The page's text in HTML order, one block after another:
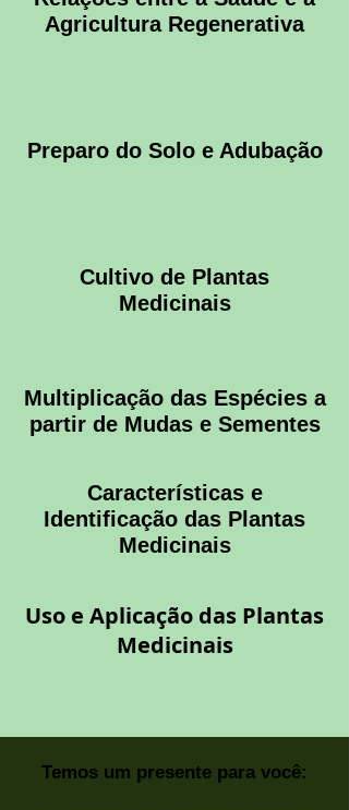
Agricultura Regenerativa
Preparo do Solo e Adubação
Cultivo de Plantas
Medicinais
Multiplicação das Espécies a
partir de Mudas e Sementes
Características e
Identificação das Plantas
Medicinais
Uso e Aplicação das Plantas
Medicinais
Temos um presente para você: